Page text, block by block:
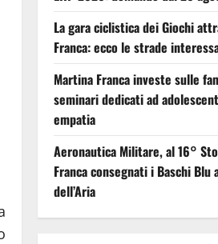
La gara ciclistica dei Giochi
Franca: ecco le strade
Martina Franca investe sulle
seminari dedicati ad
empatia
Aeronautica Militare, al 16°
Franca consegnati i Baschi Blu
dell’Aria